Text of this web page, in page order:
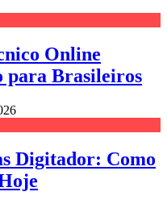
Online
Brasileiros
Digitador: Como